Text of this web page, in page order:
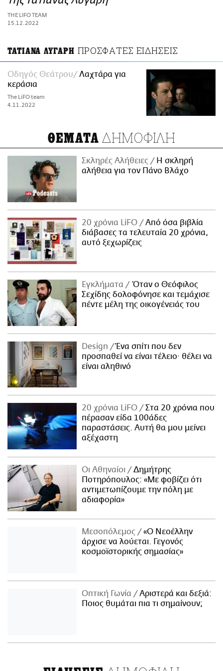
ΑΜΠΑ
PRINT
THE LIFO TEAM
15.12.2022
ΤΑΤΙΑΝΑ ΛΥΓΑΡΗ ΠΡΟΣΦΑΤΕΣ ΕΙΔΗΣΕΙΣ
Οδηγός Θεάτρου
Λαχτάρα για
κεράσια
The LiFO team
4.11.2022
ΘΕΜΑΤΑ ΔΗΜΟΦΙΛΗ
Σκληρές Αλήθειες
H σκληρή
αλήθεια για τον Πάνο Βλάχο
20 χρόνια LiFO
Από όσα βιβλία
διάβασες τα τελευταία 20 χρόνια,
αυτό ξεχωρίζεις
Εγκλήματα
Όταν ο Θεόφιλος
Σεχίδης δολοφόνησε και τεμάχισε
πέντε μέλη της οικογένειάς του
Design
Ένα σπίτι που δεν
προσπαθεί να είναι τέλειο· θέλει να
είναι αληθινό
20 χρόνια LiFO
Στα 20 χρόνια που
πέρασαν είδα 100άδες
παραστάσεις. Αυτή θα μου μείνει
αξέχαστη
Οι Αθηναίοι
Δημήτρης
Ποτηρόπουλος: «Με φοβίζει ότι
αντιμετωπίζουμε την πόλη με
αδιαφορία»
Μεσοπόλεμος
«Ο Νεοέλλην
άρχισε να λούεται. Γεγονός
κοσμοϊστορικής σημασίας»
Οπτική Γωνία
Αριστερά και δεξιά:
Ποιος θυμάται πια τι σημαίνουν;